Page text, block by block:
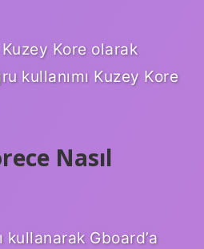
Kore olarak
kullanımı Kuzey Kore
Nasıl
kullanarak Gboard’a